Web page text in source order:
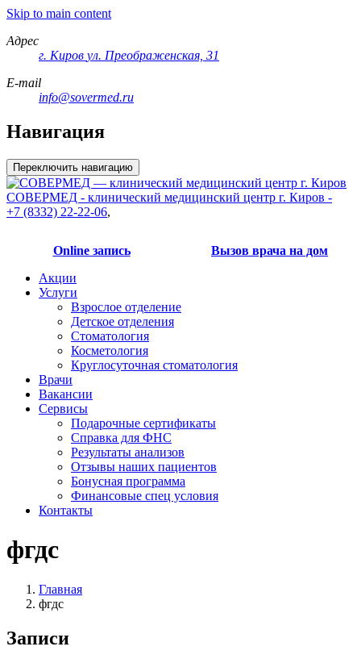
Skip to main content
Адрес
г. Киров ул. Преображенская, 31
E-mail
info@sovermed.ru
Навигация
Переключить навигацию
СОВЕРМЕД - клинический медицинский центр г. Киров -
+7 (8332) 22-22-06,
Online запись
Вызов врача на дом
Акции
Услуги
Взрослое отделение
Детское отделения
Стоматология
Косметология
Круглосуточная стоматология
Врачи
Вакансии
Сервисы
Подарочные сертификаты
Справка для ФНС
Результаты анализов
Отзывы наших пациентов
Бонусная программа
Финансовые спец условия
Контакты
фгдс
Главная
фгдс
Записи